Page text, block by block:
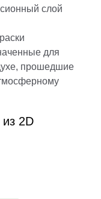
слой
для
прошедшие
2D